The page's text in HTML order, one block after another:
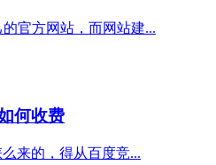
官方网站，而网站建...
何收费
来的，得从百度竞...